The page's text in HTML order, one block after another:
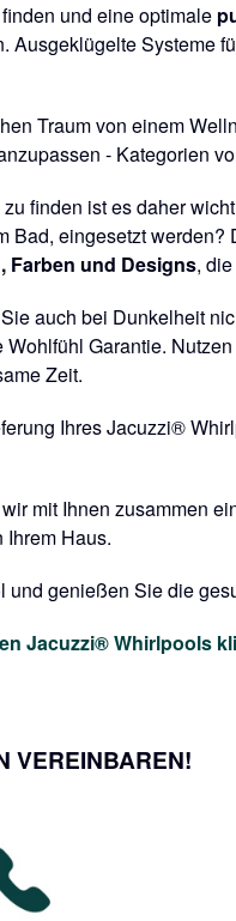
und eine optimale
Systeme
Traum von einem
- Kategorien
finden ist es daher
eingesetzt
Farben und Designs,
auch bei Dunkelheit
Garantie.
Zeit.
Ihres Jacuzzi®
mit Ihnen zusammen
Haus.
genießen Sie die
Jacuzzi® Whirlpools
VEREINBAREN!